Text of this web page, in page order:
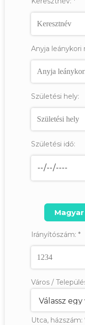
Anyja leánykori
Születési hely:
Születési idő:
Irányítószám: *
Város /
Utca, házszám: